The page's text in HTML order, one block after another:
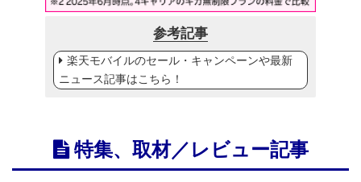
参考記事
楽天モバイルのセール・キャンペーンや最新
ニュース記事はこちら！
特集、取材／レビュー記事